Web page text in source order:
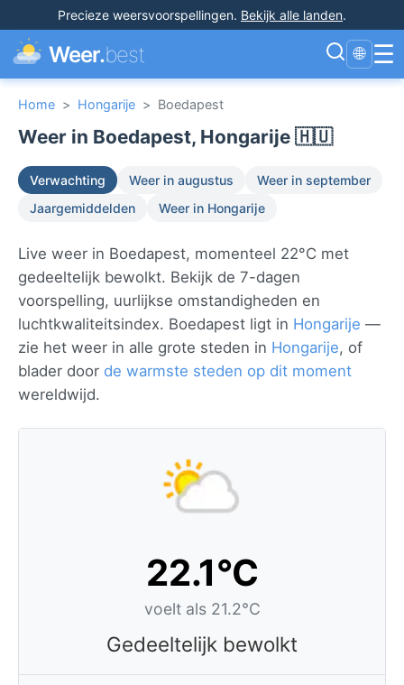
Precieze weersvoorspellingen. Bekijk alle landen.
Weer.best 🌐 ☰
Home > Hongarije > Boedapest
Weer in Boedapest, Hongarije 🇭🇺
Verwachting Weer in augustus
Weer in september
Jaargemiddelden
Weer in Hongarije
Live weer in Boedapest, momenteel 22°C met
gedeeltelijk bewolkt. Bekijk de 7-dagen
voorspelling, uurlijkse omstandigheden en
luchtkwaliteitsindex. Boedapest ligt in Hongarije —
zie het weer in alle grote steden in Hongarije, of
blader door de warmste steden op dit moment
wereldwijd.
22.1°C
voelt als 21.2°C
Gedeeltelijk bewolkt